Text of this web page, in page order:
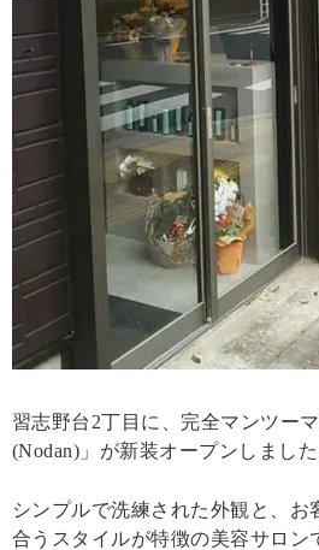
習志野台2丁目に、完全マンツー
(Nodan)」が新装オープンしました
シンプルで洗練された外観と、お
合うスタイルが特徴の美容サロン